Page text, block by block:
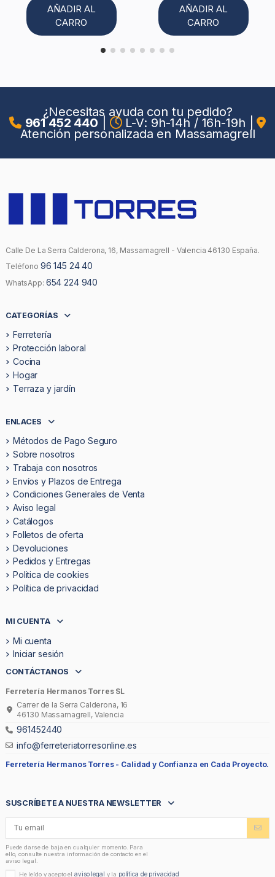
AÑADIR AL
CARRO
AÑADIR AL
CARRO
¿Necesitas ayuda con tu pedido?
961 452 440 L-V: 9h-14h / 16h-19h
Atención personalizada en Massamagrell
Calle De La Serra Calderona, 16, Massamagrell - Valencia 46130 España.
Teléfono 96 145 24 40
WhatsApp: 654 224 940
CATEGORÍAS
Ferretería
Protección laboral
Cocina
Hogar
Terraza y jardín
ENLACES
Métodos de Pago Seguro
Sobre nosotros
Trabaja con nosotros
Envíos y Plazos de Entrega
Condiciones Generales de Venta
Aviso legal
Catálogos
Folletos de oferta
Devoluciones
Pedidos y Entregas
Politica de cookies
Política de privacidad
MI CUENTA
Mi cuenta
Iniciar sesión
CONTÁCTANOS
Ferretería Hermanos Torres SL
Carrer de la Serra Calderona, 16
46130 Massamagrell, Valencia
961452440
info@ferreteriatorresonline.es
Ferretería Hermanos Torres - Calidad y Confianza en Cada Proyecto.
SUSCRÍBETE A NUESTRA NEWSLETTER
Puede darse de baja en cualquier momento. Para
ello, consulte nuestra información de contacto en el
aviso legal.
He leído y acepto elaviso legal y la política de privacidad